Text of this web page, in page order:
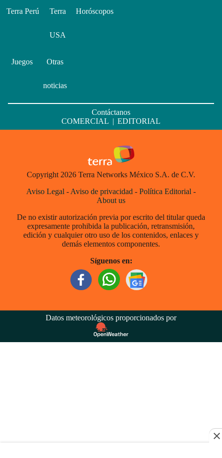
Terra Perú Terra
USA
Horóscopos
Juegos Otras
noticias
Contáctanos
COMERCIAL | EDITORIAL
Copyright 2026 Terra Networks México S.A. de C.V.
Aviso Legal - Aviso de privacidad - Política Editorial -
About us
De no existir autorización previa por escrito del titular queda
expresamente prohibida la publicación, retransmisión,
edición y cualquier otro uso de los contenidos, enlaces y
demás elementos componentes.
Síguenos en:
Datos meteorológicos proporcionados por